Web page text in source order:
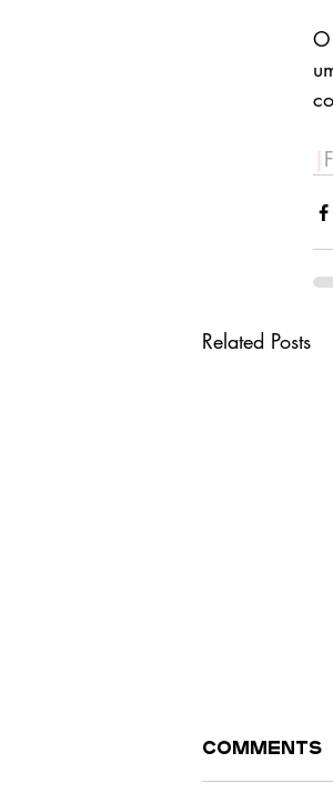
|
Related Posts
Comments